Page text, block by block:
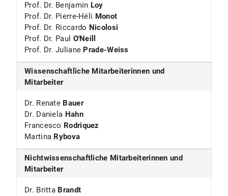
Prof. Dr. Benjamin Loy
Prof. Dr. Pierre-Héli Monot
Prof. Dr. Riccardo Nicolosi
Prof. Dr. Paul O'Neill
Prof. Dr. Juliane Prade-Weiss
Wissenschaftliche Mitarbeiterinnen und
Mitarbeiter
Dr. Renate Bauer
Dr. Daniela Hahn
Francesco Rodriquez
Martina Rybova
Nichtwissenschaftliche Mitarbeiterinnen und
Mitarbeiter
Dr. Britta Brandt